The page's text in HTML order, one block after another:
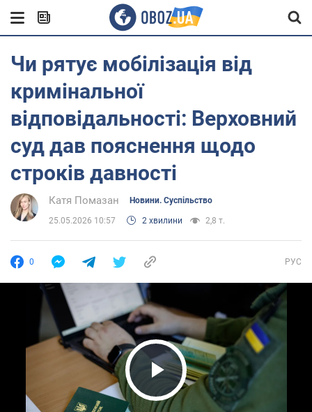
Чи рятує мобілізація від
кримінальної
відповідальності: Верховний
суд дав пояснення щодо
строків давності
Катя Помазан Новини. Суспільство
25.05.2026 10:57 2 хвилини 2,8 т.
0 РУС
Play Video